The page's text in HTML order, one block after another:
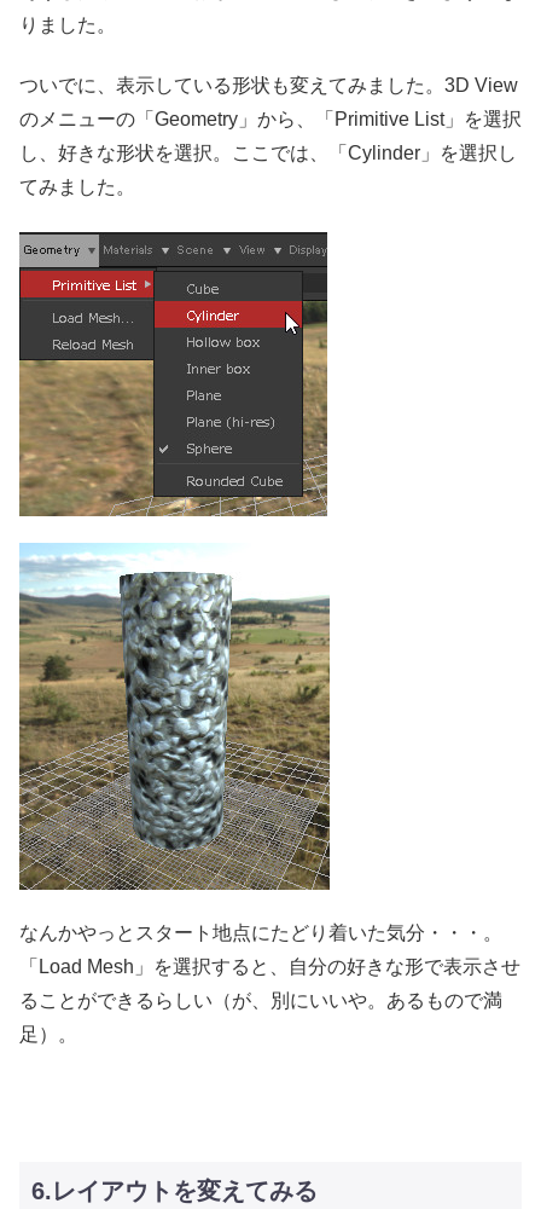
りました。
ついでに、表示している形状も変えてみました。3D View
のメニューの「Geometry」から、「Primitive List」を選択
し、好きな形状を選択。ここでは、「Cylinder」を選択し
てみました。
なんかやっとスタート地点にたどり着いた気分・・・。
「Load Mesh」を選択すると、自分の好きな形で表示させ
ることができるらしい（が、別にいいや。あるもので満
足）。
6.レイアウトを変えてみる